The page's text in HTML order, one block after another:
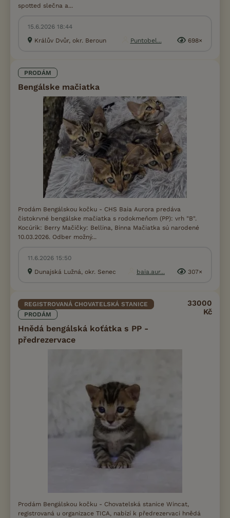
spotted slečna a...
15.6.2026 18:44
Králův Dvůr, okr. Beroun
Puntobel... 698×
PRODÁM
Bengálske mačiatka
Prodám Bengálskou kočku - CHS Baia Aurora predáva
čistokrvné bengálske mačiatka s rodokmeňom (PP): vrh "B".
Kocúrik: Berry Mačičky: Bellina, Binna Mačiatka sú narodené
10.03.2026. Odber možný...
11.6.2026 15:50
Dunajská Lužná, okr. Senec
baia.aur... 307×
REGISTROVANÁ CHOVATELSKÁ STANICE
PRODÁM
Hnědá bengálská koťátka s PP -
předrezervace
33000
Kč
Prodám Bengálskou kočku - Chovatelská stanice Wincat,
registrovaná u organizace TICA, nabízí k předrezervaci hnědá